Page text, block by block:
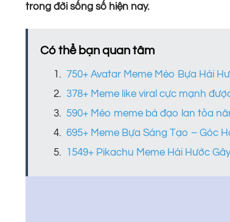
trong đời sống số hiện nay.
Có thể bạn quan tâm
750+ Avatar Meme Mèo Bựa Hài
378+ Meme like viral cực mạnh
590+ Mèo meme bá đạo lan tỏa
695+ Meme Bựa Sáng Tạo – Góc
1549+ Pikachu Meme Hài Hước